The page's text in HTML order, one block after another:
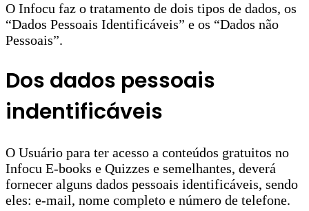
O Infocu faz o tratamento de dois tipos de dados, os
“Dados Pessoais Identificáveis” e os “Dados não
Pessoais”.
Dos dados pessoais
indentificáveis
O Usuário para ter acesso a conteúdos gratuitos no
Infocu E-books e Quizzes e semelhantes, deverá
fornecer alguns dados pessoais identificáveis, sendo
eles: e-mail, nome completo e número de telefone.